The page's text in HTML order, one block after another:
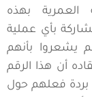
بهذه
بأي عملية
يشعروا بأنهم
أن هذا الرقم
بردة فعلهم حول